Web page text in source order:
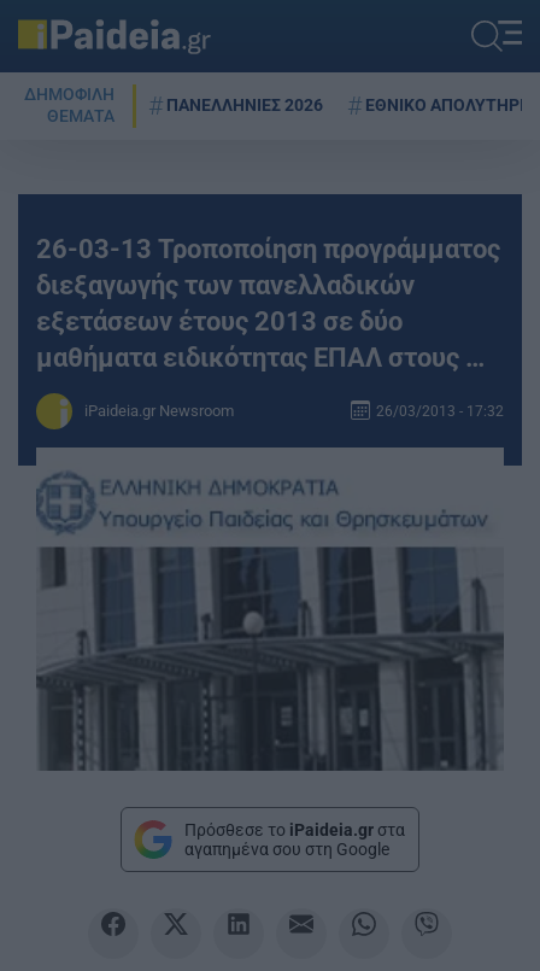
ΔΗΜΟΦΙΛΗ
ΘΕΜΑΤΑ
ΠΑΝΕΛΛΗΝΙΕΣ 2026 ΕΘΝΙΚΟ ΑΠΟΛΥΤΗΡΙΟ
26-03-13 Τροποποίηση προγράμματος
διεξαγωγής των πανελλαδικών
εξετάσεων έτους 2013 σε δύο
μαθήματα ειδικότητας ΕΠΑΛ στους …
iPaideia.gr Newsroom 26/03/2013 - 17:32
Πρόσθεσε το iPaideia.gr στα
αγαπημένα σου στη Google